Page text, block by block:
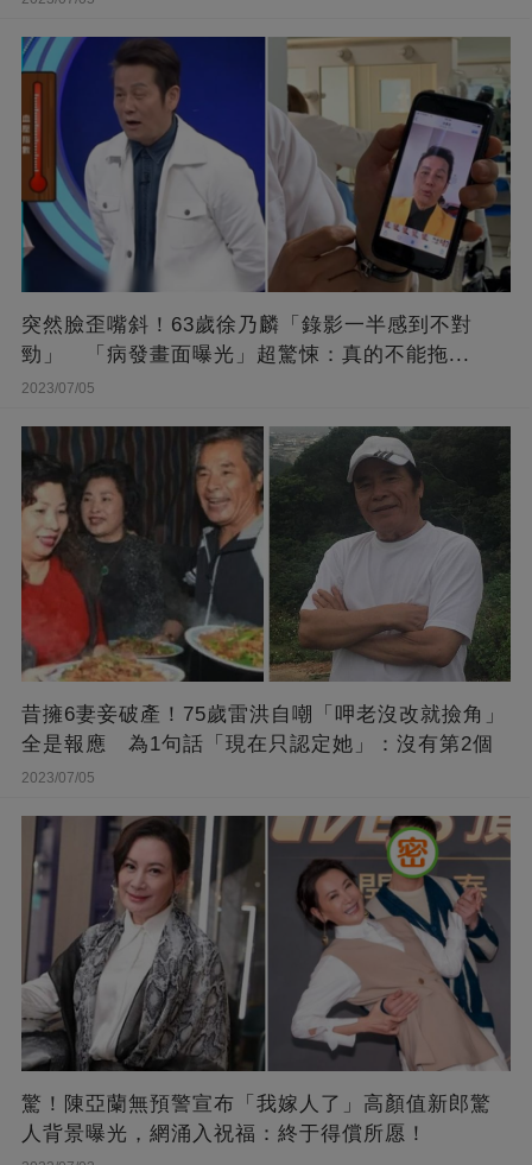
突然臉歪嘴斜！63歲徐乃麟「錄影一半感到不對
勁」 「病發畫面曝光」超驚悚：真的不能拖...
2023/07/05
昔擁6妻妾破產！75歲雷洪自嘲「呷老沒改就撿角」
全是報應 為1句話「現在只認定她」：沒有第2個
2023/07/05
驚！陳亞蘭無預警宣布「我嫁人了」高顏值新郎驚
人背景曝光，網涌入祝福：終于得償所愿！